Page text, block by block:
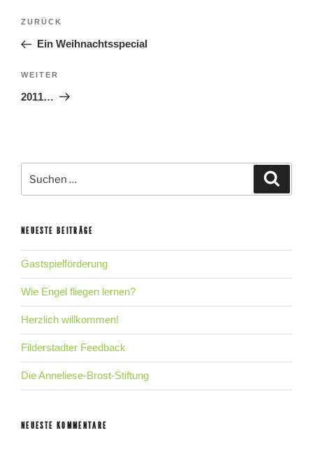
BEITRAGSNAVIGATION
Vorheriger
Beitrag
ZURÜCK
Ein Weihnachtsspecial
Nächster
Beitrag
WEITER
2011…
nach:
NEUESTE BEITRÄGE
Gastspielförderung
Wie Engel fliegen lernen?
Herzlich willkommen!
Filderstadter Feedback
Die Anneliese-Brost-Stiftung
NEUESTE KOMMENTARE